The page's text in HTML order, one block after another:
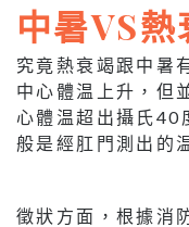
中暑VS熱
究竟熱衰竭跟中暑
中心體温上升，但
心體温超出攝氏40
般是經肛門測出的
徵狀方面，根據消